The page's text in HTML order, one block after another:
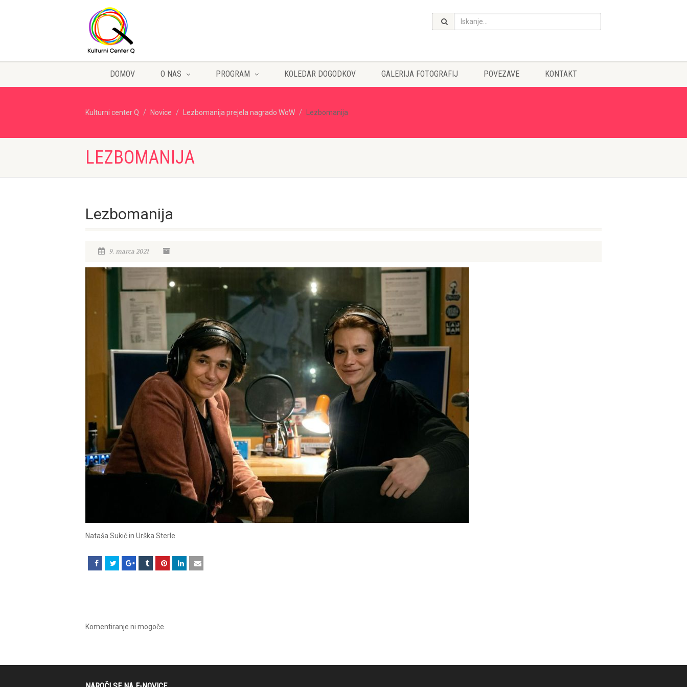
DOMOV O NAS PROGRAM KOLEDAR DOGODKOV GALERIJA FOTOGRAFIJ POVEZAVE KONTAKT
Kulturni center Q Novice Lezbomanija prejela nagrado WoW Lezbomanija
LEZBOMANIJA
Lezbomanija
9. marca 2021
Nataša Sukič in Urška Sterle
Komentiranje ni mogoče.